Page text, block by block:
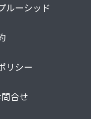
ルーシッド
リシー
合せ